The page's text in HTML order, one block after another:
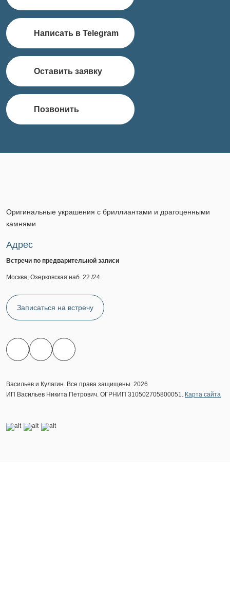
Написать в Telegram
Оставить заявку
Позвонить
Оригинальные украшения с бриллиантами и драгоценными
камнями
Адрес
Встречи по предварительной записи
Москва, Озерковская наб. 22 /24
Записаться на встречу
Васильев и Кулагин. Все права защищены. 2026
ИП Васильев Никита Петрович. ОГРНИП 310502705800051. Карта сайта